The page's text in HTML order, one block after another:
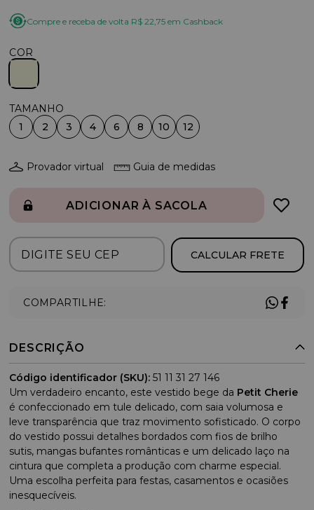
Compre e receba de volta R$ 22,75 em Cashback
COR
1 2 3 4 6 8 10 12
Provador virtual Guia de medidas
ADICIONAR À SACOLA
CALCULAR FRETE
COMPARTILHE:
DESCRIÇÃO
Código identificador (SKU): 51 11 31 27 146
Um verdadeiro encanto, este vestido bege da Petit Cherie
é confeccionado em tule delicado, com saia volumosa e
leve transparência que traz movimento sofisticado. O corpo
do vestido possui detalhes bordados com fios de brilho
sutis, mangas bufantes românticas e um delicado laço na
cintura que completa a produção com charme especial.
Uma escolha perfeita para festas, casamentos e ocasiões
inesquecíveis.